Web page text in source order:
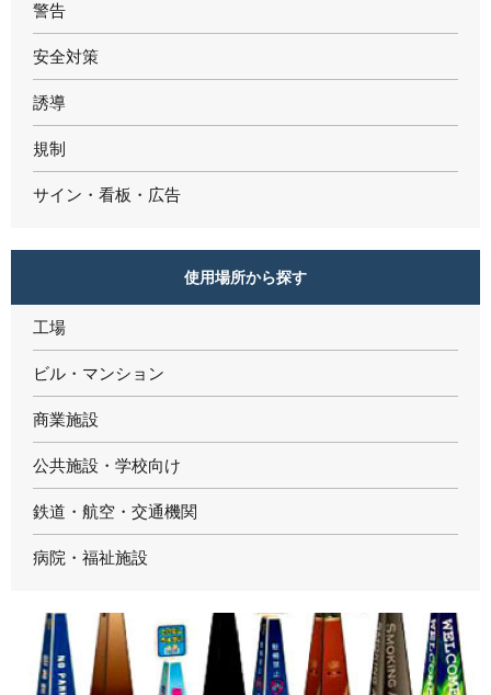
警告
安全対策
誘導
規制
サイン・看板・広告
使用場所から探す
工場
ビル・マンション
商業施設
公共施設・学校向け
鉄道・航空・交通機関
病院・福祉施設